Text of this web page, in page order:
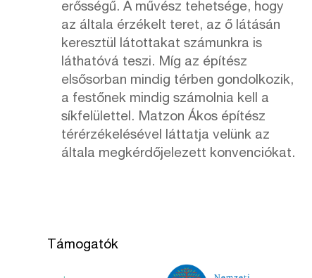
erősségű. A művész tehetsége, hogy
az általa érzékelt teret, az ő látásán
keresztül látottakat számunkra is
láthatóvá teszi. Míg az építész
elsősorban mindig térben gondolkozik,
a festőnek mindig számolnia kell a
síkfelülettel. Matzon Ákos építész
térérzékelésével láttatja velünk az
általa megkérdőjelezett konvenciókat.
Támogatók